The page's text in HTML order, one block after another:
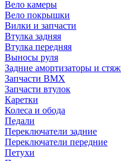
Вело камеры
Вело покрышки
Вилки и запчасти
Втулка задняя
Втулка передняя
Выносы руля
Задние амортизаторы и
Запчасти BMX
Запчасти втулок
Каретки
Колеса и обода
Педали
Переключатели задние
Переключатели передние
Петухи